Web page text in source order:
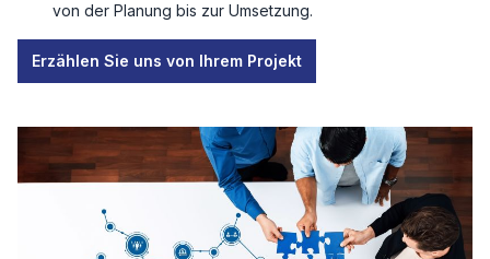
von der Planung bis zur Umsetzung.
Erzählen Sie uns von Ihrem Projekt